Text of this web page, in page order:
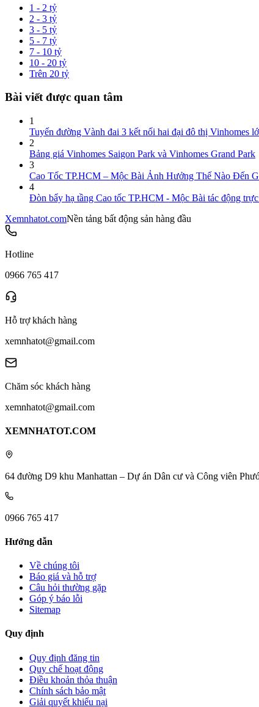
1 - 2 tỷ
2 - 3 tỷ
3 - 5 tỷ
5 - 7 tỷ
7 - 10 tỷ
10 - 20 tỷ
Trên 20 tỷ
Bài viết được quan tâm
1
Tuyến đường Vành đai 3 kết nối hai đại đô thị Vinhomes
2
Bảng giá Vinhomes Saigon Park và Vinhomes Grand Park
3
Cao Tốc TP.HCM – Mộc Bài Ảnh Hưởng Thế Nào Đến
4
Đòn bẩy hạ tầng Cao tốc TP.HCM - Mộc Bài tác động trực
Xemnhatot.comNền tảng bất động sản hàng đầu
Hotline
0966 765 417
Hỗ trợ khách hàng
xemnhatot@gmail.com
Chăm sóc khách hàng
xemnhatot@gmail.com
XEMNHATOT.COM
64 đường D9 khu Manhattan – Dự án Dân cư và Công viên
0966 765 417
Hướng dẫn
Về chúng tôi
Báo giá và hỗ trợ
Câu hỏi thường gặp
Góp ý báo lỗi
Sitemap
Quy định
Quy định đăng tin
Quy chế hoạt động
Điều khoản thỏa thuận
Chính sách bảo mật
Giải quyết khiếu nại